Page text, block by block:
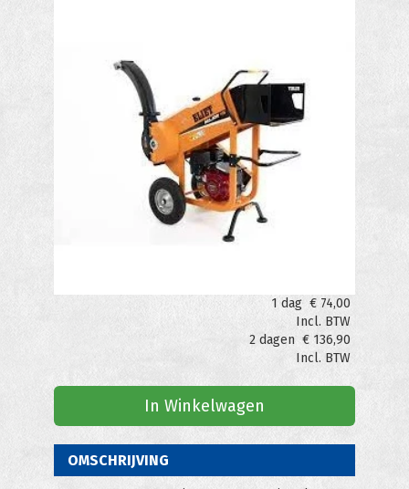
1 dag € 74,00
Incl. BTW
2 dagen € 136,90
Incl. BTW
In Winkelwagen
OMSCHRIJVING